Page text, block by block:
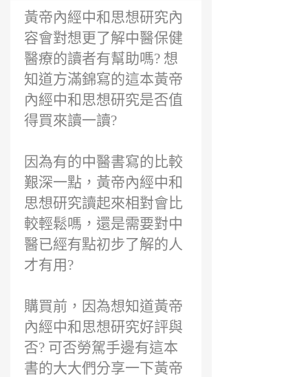
黃帝內經中和思想研究內
容會對想更了解中醫保健
醫療的讀者有幫助嗎? 想
知道方滿錦寫的這本黃帝
內經中和思想研究是否值
得買來讀一讀?
因為有的中醫書寫的比較
艱深一點，黃帝內經中和
思想研究讀起來相對會比
較輕鬆嗎，還是需要對中
醫已經有點初步了解的人
才有用?
購買前，因為想知道黃帝
內經中和思想研究好評與
否? 可否勞駕手邊有這本
書的大大們分享一下黃帝